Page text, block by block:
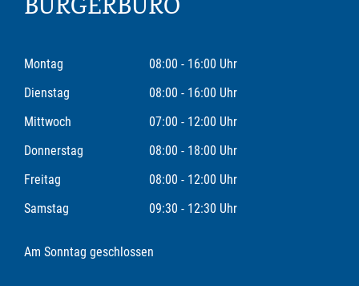
BÜRGERBÜRO
Montag
08:00 - 16:00 Uhr
Dienstag
08:00 - 16:00 Uhr
Mittwoch
07:00 - 12:00 Uhr
Donnerstag
08:00 - 18:00 Uhr
Freitag
08:00 - 12:00 Uhr
Samstag
09:30 - 12:30 Uhr
Am Sonntag geschlossen